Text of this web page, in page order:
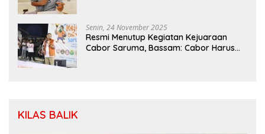
Senin, 24 November 2025
Resmi Menutup Kegiatan Kejuaraan
Cabor Saruma, Bassam: Cabor Harus
KILAS BALIK